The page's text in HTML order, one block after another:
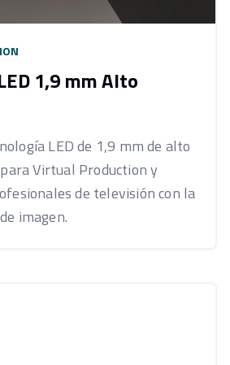
1,9 mm Alto
LED de 1,9 mm de alto
Virtual Production y
de televisión con la
imagen.